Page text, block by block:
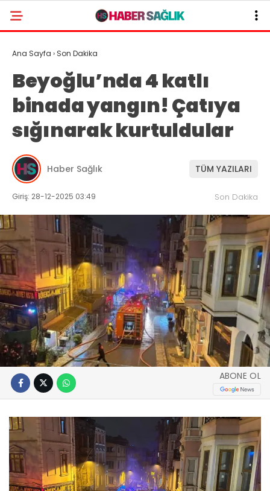
Ana Sayfa › Son Dakika
Beyoğlu’nda 4 katlı
binada yangın! Çatıya
sığınarak kurtuldular
Haber Sağlık TÜM YAZILARI
Giriş: 28-12-2025 03:49 Son Dakika
ABONE OL